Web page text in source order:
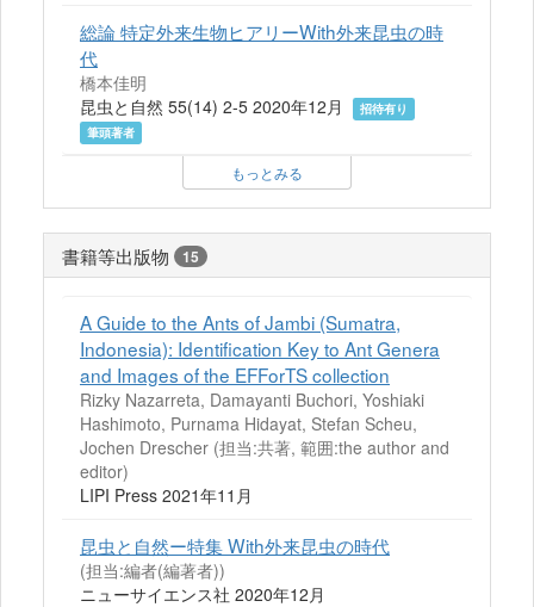
総論 特定外来生物ヒアリーWith外来昆虫の時
代
橋本佳明
昆虫と自然 55(14) 2-5 2020年12月
招待有り
筆頭著者
もっとみる
書籍等出版物 15
A Guide to the Ants of Jambi (Sumatra,
Indonesia): Identification Key to Ant Genera
and Images of the EFForTS collection
Rizky Nazarreta, Damayanti Buchori, Yoshiaki
Hashimoto, Purnama Hidayat, Stefan Scheu,
Jochen Drescher (担当:共著, 範囲:the author and
editor)
LIPI Press 2021年11月
昆虫と自然ー特集 With外来昆虫の時代
(担当:編者(編著者))
ニューサイエンス社 2020年12月